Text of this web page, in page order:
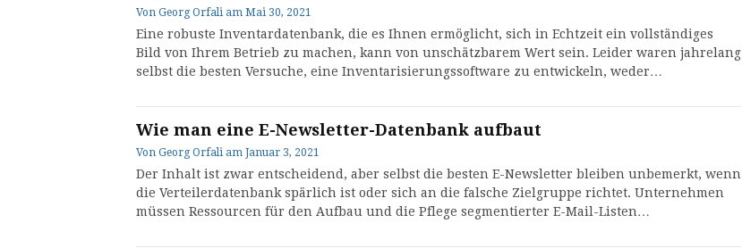
Von Georg Orfali am Mai 30, 2021
Eine robuste Inventardatenbank, die es Ihnen ermöglicht, sich in Echtzeit ein vollständiges
Bild von Ihrem Betrieb zu machen, kann von unschätzbarem Wert sein. Leider waren jahrelang
selbst die besten Versuche, eine Inventarisierungssoftware zu entwickeln, weder…
Wie man eine E-Newsletter-Datenbank aufbaut
Von Georg Orfali am Januar 3, 2021
Der Inhalt ist zwar entscheidend, aber selbst die besten E-Newsletter bleiben unbemerkt, wenn
die Verteilerdatenbank spärlich ist oder sich an die falsche Zielgruppe richtet. Unternehmen
müssen Ressourcen für den Aufbau und die Pflege segmentierter E-Mail-Listen…